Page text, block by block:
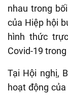
nhau trong
của Hiệp hội
hình thức
Covid-19
Tại Hội nghị,
hoạt động